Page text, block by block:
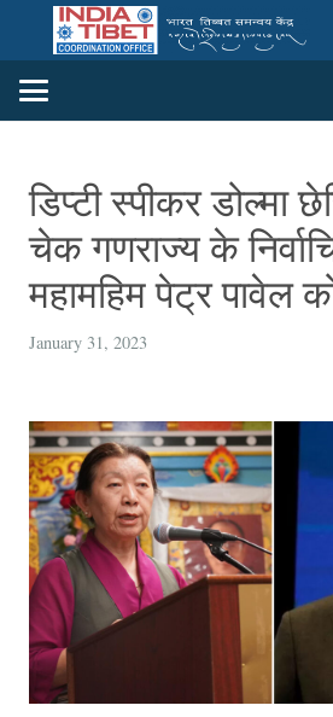
डिप्टी स्पीकर डोल्मा
चेक गणराज्य के
महामहिम पेट्र पावेल
January 31, 2023